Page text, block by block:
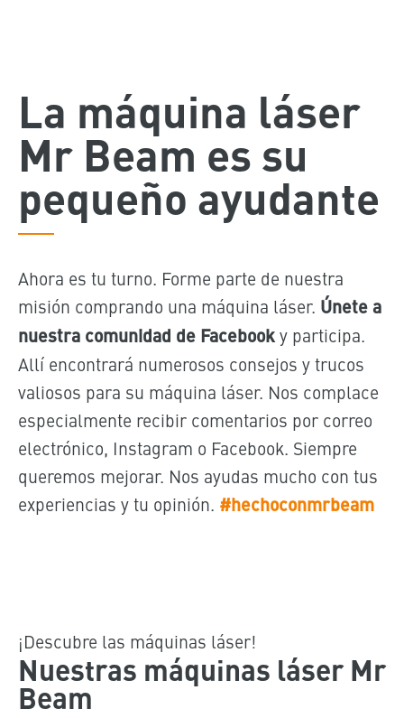
La máquina láser
Mr Beam es su
pequeño ayudante
Ahora es tu turno. Forme parte de nuestra
misión comprando una máquina láser. Únete a
nuestra comunidad de Facebooky participa.
Allí encontrará numerosos consejos y trucos
valiosos para su máquina láser. Nos complace
especialmente recibir comentarios por correo
electrónico, Instagram o Facebook. Siempre
queremos mejorar. Nos ayudas mucho con tus
experiencias y tu opinión. #hechoconmrbeam
¡Descubre las máquinas láser!
Nuestras máquinas láser Mr
Beam